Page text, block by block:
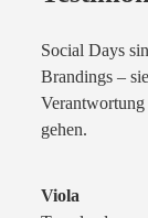
Employer
in Hand